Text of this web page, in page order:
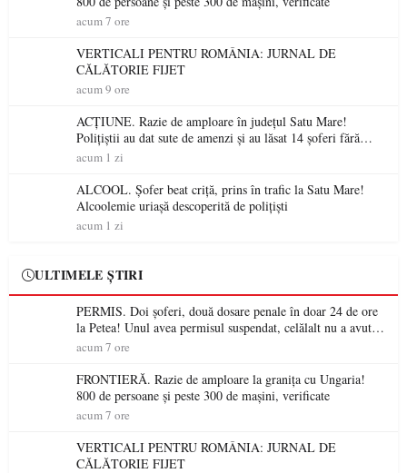
acum 7 ore
VERTICALI PENTRU ROMÂNIA: JURNAL DE
CĂLĂTORIE FIJET
acum 9 ore
ACȚIUNE. Razie de amploare în județul Satu Mare!
Polițiștii au dat sute de amenzi și au lăsat 14 șoferi fără
permis într-o singură zi
acum 1 zi
ALCOOL. Șofer beat criță, prins în trafic la Satu Mare!
Alcoolemie uriașă descoperită de polițiști
acum 1 zi
ULTIMELE ȘTIRI
PERMIS. Doi șoferi, două dosare penale în doar 24 de ore
la Petea! Unul avea permisul suspendat, celălalt nu a avut
niciodată permis
acum 7 ore
FRONTIERĂ. Razie de amploare la granița cu Ungaria!
800 de persoane și peste 300 de mașini, verificate
acum 7 ore
VERTICALI PENTRU ROMÂNIA: JURNAL DE
CĂLĂTORIE FIJET